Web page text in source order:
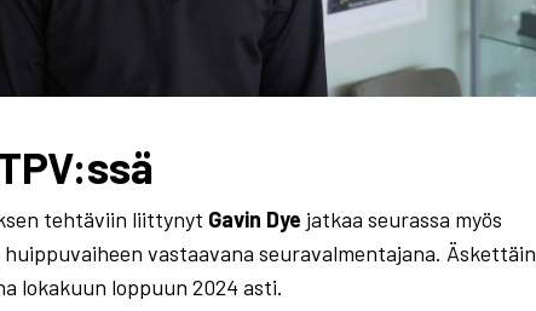
tehtäviin liittynyt Gavin Dye jatkaa seurassa myös
vastaavana seuravalmentajana. Äskettäin
lokakuun loppuun 2024 asti.